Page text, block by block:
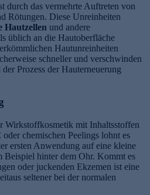
durch das vermehrte Auftreten von
Rötungen. Diese Unreinheiten
Hautzellen und andere
üblich an die Hautoberfläche
Hautunreinheiten
schneller und verschwinden
Prozess der Hauterneuerung
Wirkstoffkosmetik mit Inhaltsstoffen
chemischen Peelings lohnt es
ersten Anwendung auf eine kleine
Beispiel hinter dem Ohr. Kommt es
oder juckenden Ekzemen ist eine
seltener bei der normalen